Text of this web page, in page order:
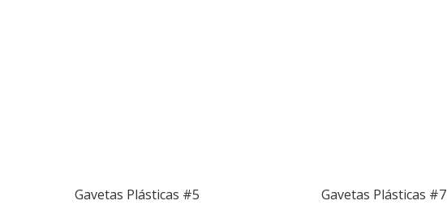
Gavetas Plásticas #5 Gavetas Plásticas #7